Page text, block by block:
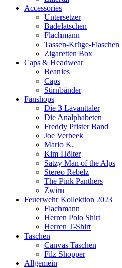
Accessories
Untersetzer
Badelatschen
Flachmann
Tassen-Krüge-Flaschen
Zigaretten Box
Caps & Headwear
Beanies
Caps
Stirnbänder
Fanshops
Die 3 Lavanttaler
Die Analphabeten
Freddy Pfister Band
Joe Verbeek
Mario K.
Kim Hölter
Satzy Man of the Alps
Stereo Rebelz
The Pink Panthers
Zwirn
Feuerwehr Kollektion 2023
Flachmann
Herren Polo Shirt
Herren T-Shirt
Taschen
Canvas Taschen
Filz Shopper
Allgemein